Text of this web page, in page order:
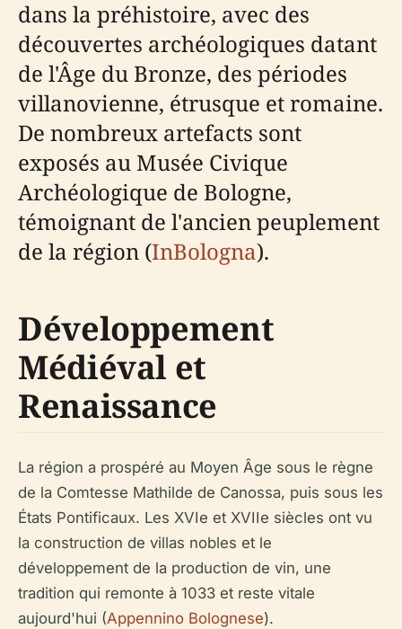
dans la préhistoire, avec des
découvertes archéologiques datant
de l'Âge du Bronze, des périodes
villanovienne, étrusque et romaine.
De nombreux artefacts sont
exposés au Musée Civique
Archéologique de Bologne,
témoignant de l'ancien peuplement
de la région (InBologna).
Développement
Médiéval et
Renaissance
La région a prospéré au Moyen Âge sous le règne
de la Comtesse Mathilde de Canossa, puis sous les
États Pontificaux. Les XVIe et XVIIe siècles ont vu
la construction de villas nobles et le
développement de la production de vin, une
tradition qui remonte à 1033 et reste vitale
aujourd'hui (Appennino Bolognese).